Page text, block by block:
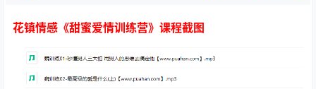
花镇情感《甜蜜爱情训练营》课程截图